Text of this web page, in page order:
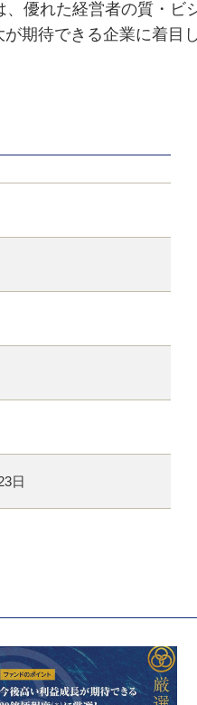
、優れた経営者の質・
期待できる企業に着目し
日